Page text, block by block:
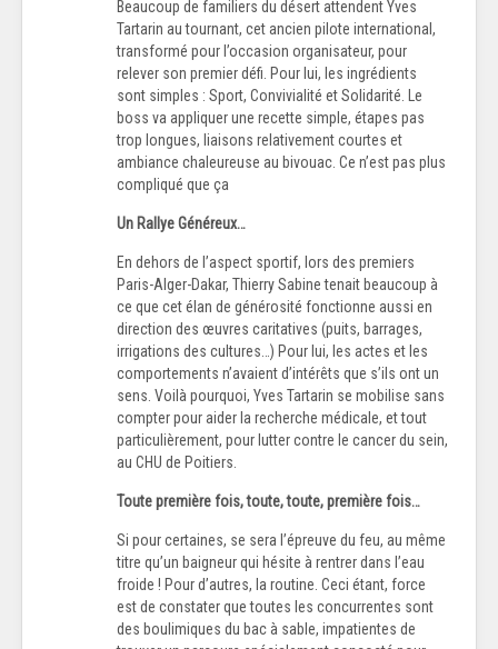
Beaucoup de familiers du désert attendent Yves
Tartarin au tournant, cet ancien pilote international,
transformé pour l’occasion organisateur, pour
relever son premier défi. Pour lui, les ingrédients
sont simples : Sport, Convivialité et Solidarité. Le
boss va appliquer une recette simple, étapes pas
trop longues, liaisons relativement courtes et
ambiance chaleureuse au bivouac. Ce n’est pas plus
compliqué que ça
Un Rallye Généreux…
En dehors de l’aspect sportif, lors des premiers
Paris-Alger-Dakar, Thierry Sabine tenait beaucoup à
ce que cet élan de générosité fonctionne aussi en
direction des œuvres caritatives (puits, barrages,
irrigations des cultures…) Pour lui, les actes et les
comportements n’avaient d’intérêts que s’ils ont un
sens. Voilà pourquoi, Yves Tartarin se mobilise sans
compter pour aider la recherche médicale, et tout
particulièrement, pour lutter contre le cancer du sein,
au CHU de Poitiers.
Toute première fois, toute, toute, première fois…
Si pour certaines, se sera l’épreuve du feu, au même
titre qu’un baigneur qui hésite à rentrer dans l’eau
froide ! Pour d’autres, la routine. Ceci étant, force
est de constater que toutes les concurrentes sont
des boulimiques du bac à sable, impatientes de